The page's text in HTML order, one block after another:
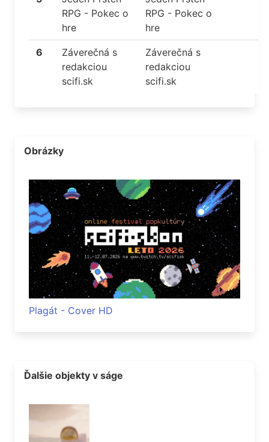
RPG - Pokec o
hre
RPG - Pokec o
hre
6
Záverečná s
redakciou
scifi.sk
Záverečná s
redakciou
scifi.sk
Obrázky
Plagát - Cover HD
Ďalšie objekty v ságe